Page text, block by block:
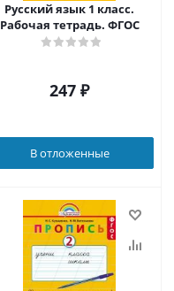
Русский язык 1 класс.
Рабочая тетрадь. ФГОС
247 ₽
В отложенные